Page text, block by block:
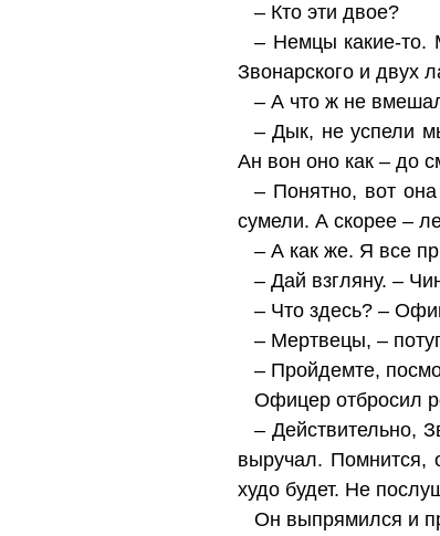
– Кто эти двое?
– Немцы какие-то.
Звонарского и двух
– А что ж не
– Дык, не успели
Ан вон оно как – до
– Понятно, вот
сумели. А скорее –
– А как же. Я все
– Дай взгляну. –
– Что здесь? –
– Мертвецы, –
– Пройдемте,
Офицер отбросил
– Действительно,
выручал. Помнится,
худо будет. Не
Он выпрямился и